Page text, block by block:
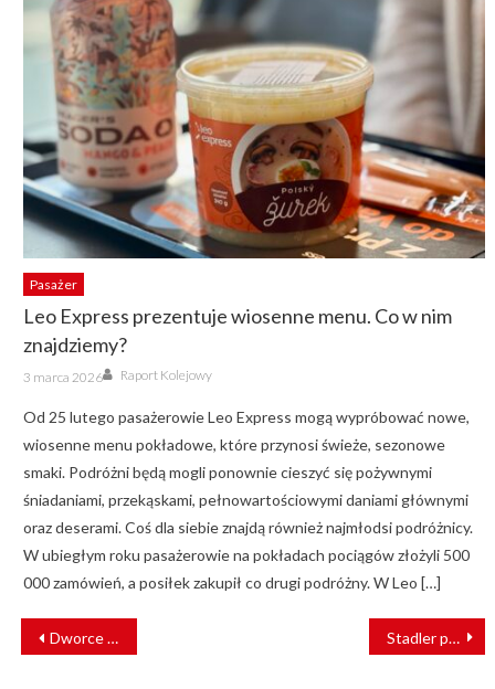
Pasażer
Leo Express prezentuje wiosenne menu. Co w nim
znajdziemy?
Posted
on
3 marca 2026 Author
Raport Kolejowy
Od 25 lutego pasażerowie Leo Express mogą wypróbować nowe,
wiosenne menu pokładowe, które przynosi świeże, sezonowe
smaki. Podróżni będą mogli ponownie cieszyć się pożywnymi
śniadaniami, przekąskami, pełnowartościowymi daniami głównymi
oraz deserami. Coś dla siebie znajdą również najmłodsi podróżnicy.
W ubiegłym roku pasażerowie na pokładach pociągów złożyli 500
000 zamówień, a posiłek zakupił co drugi podróżny. W Leo […]
NAWIGACJA
WPISU
Dworce Przyjazne Pasażerom Stadler przegrywa w KIO – Alstom dostarczy piętrowe pociągi dla PKP Intercity